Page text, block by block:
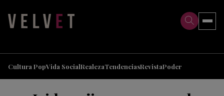
Cultura PopVida SocialRealezaTendenciasRevistaPoder